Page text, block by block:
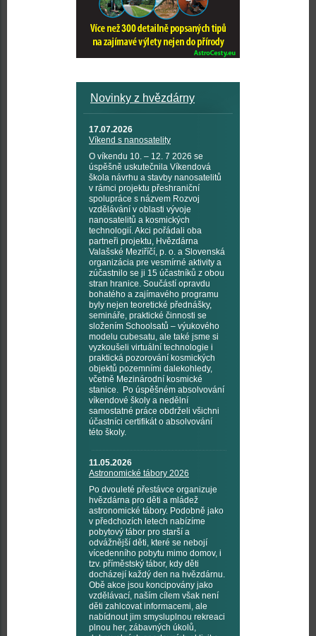
Novinky z hvězdárny
17.07.2026
Víkend s nanosatelity
O víkendu 10. – 12. 7 2026 se
úspěšně uskutečnila Víkendová
škola návrhu a stavby nanosatelitů
v rámci projektu přeshraniční
spolupráce s názvem Rozvoj
vzdělávání v oblasti vývoje
nanosatelitů a kosmických
technologií. Akci pořádali oba
partneři projektu, Hvězdárna
Valašské Meziříčí, p. o. a Slovenská
organizácia pre vesmírné aktivity a
zúčastnilo se ji 15 účastníků z obou
stran hranice. Součástí opravdu
bohatého a zajímavého programu
byly nejen teoretické přednášky,
semináře, praktické činnosti se
složením Schoolsatů – výukového
modelu cubesatu, ale také jsme si
vyzkoušeli virtuální technologie i
praktická pozorování kosmických
objektů pozemními dalekohledy,
včetně Mezinárodní kosmické
stanice. Po úspěšném absolvování
víkendové školy a nedělní
samostatné práce obdrželi všichni
účastníci certifikát o absolvování
této školy.
11.05.2026
Astronomické tábory 2026
Po dvouleté přestávce organizuje
hvězdárna pro děti a mládež
astronomické tábory. Podobně jako
v předchozích letech nabízíme
pobytový tábor pro starší a
odvážnější děti, které se nebojí
vícedenního pobytu mimo domov, i
tzv. příměstský tábor, kdy děti
docházejí každý den na hvězdárnu.
Obě akce jsou koncipovány jako
vzdělávací, naším cílem však není
děti zahlcovat informacemi, ale
nabídnout jim smysluplnou rekreaci
plnou her, zábavných úkolů,